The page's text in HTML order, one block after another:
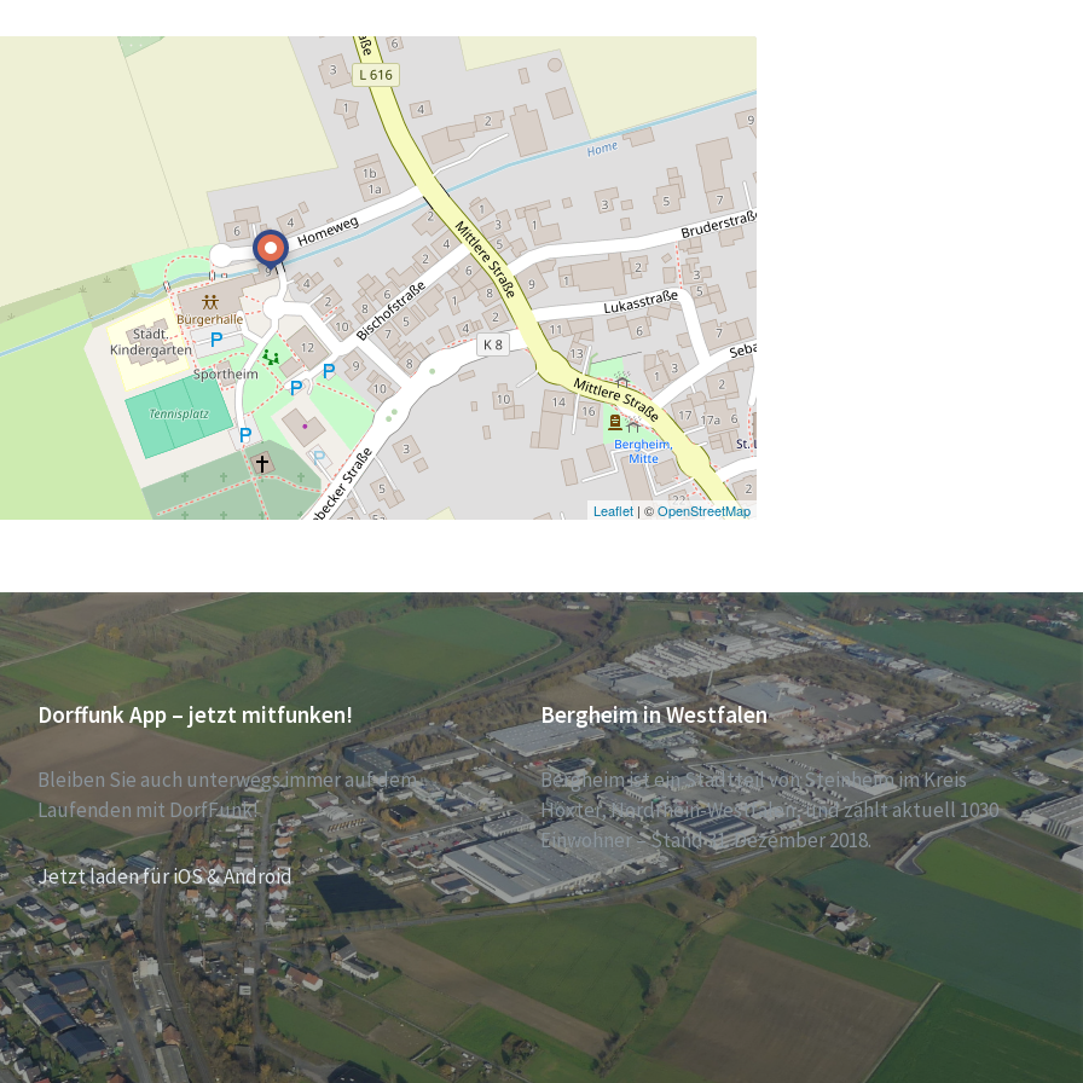
Leaflet| ©OpenStreetMap
Dorffunk App – jetzt mitfunken!
Bleiben Sie auch unterwegs immer auf dem
Laufenden mit DorfFunk!
Jetzt laden für iOS & Android
Bergheim in Westfalen
Bergheim ist ein Stadtteil von Steinheim im Kreis
Höxter, Nordrhein-Westfalen, und zählt aktuell 1030
Einwohner – Stand 31. Dezember 2018.